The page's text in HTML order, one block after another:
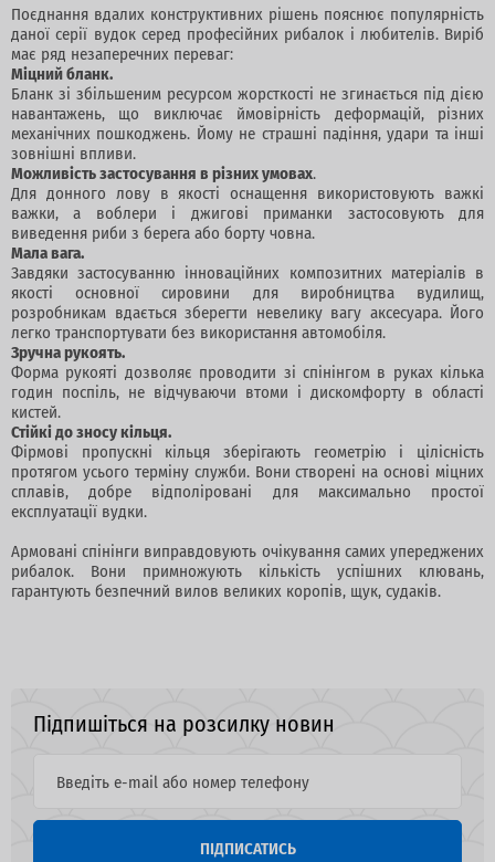
Поєднання вдалих конструктивних рішень пояснює популярність
даної серії вудок серед професійних рибалок і любителів. Виріб
має ряд незаперечних переваг:
Міцний бланк.
Бланк зі збільшеним ресурсом жорсткості не згинається під дією
навантажень, що виключає ймовірність деформацій, різних
механічних пошкоджень. Йому не страшні падіння, удари та інші
зовнішні впливи.
Можливість застосування в різних умовах.
Для донного лову в якості оснащення використовують важкі
важки, а воблери і джигові приманки застосовують для
виведення риби з берега або борту човна.
Мала вага.
Завдяки застосуванню інноваційних композитних матеріалів в
якості основної сировини для виробництва вудилищ,
розробникам вдається зберегти невелику вагу аксесуара. Його
легко транспортувати без використання автомобіля.
Зручна рукоять.
Форма рукояті дозволяє проводити зі спінінгом в руках кілька
годин поспіль, не відчуваючи втоми і дискомфорту в області
кистей.
Стійкі до зносу кільця.
Фірмові пропускні кільця зберігають геометрію і цілісність
протягом усього терміну служби. Вони створені на основі міцних
сплавів, добре відполіровані для максимально простої
експлуатації вудки.
Армовані спінінги виправдовують очікування самих упереджених
рибалок. Вони примножують кількість успішних клювань,
гарантують безпечний вилов великих коропів, щук, судаків.
Підпишіться на розсилку новин
ПІДПИСАТИСЬ